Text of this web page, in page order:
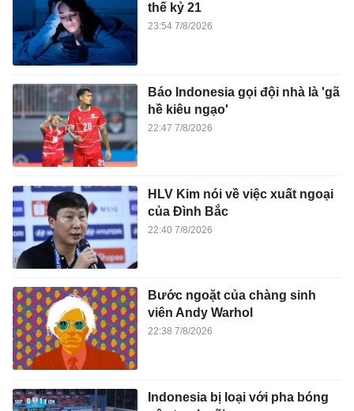
thế kỷ 21
23:54 7/8/2026
Báo Indonesia gọi đội nhà là 'gã
hề kiêu ngạo'
22:47 7/8/2026
HLV Kim nói về việc xuất ngoại
của Đình Bắc
22:40 7/8/2026
Bước ngoặt của chàng sinh
viên Andy Warhol
22:38 7/8/2026
Indonesia bị loại với pha bóng